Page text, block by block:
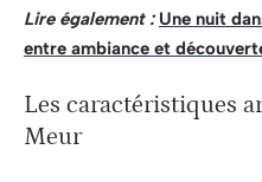
Lire également : Une nuit
entre ambiance et
Les caractéristiques
Meur